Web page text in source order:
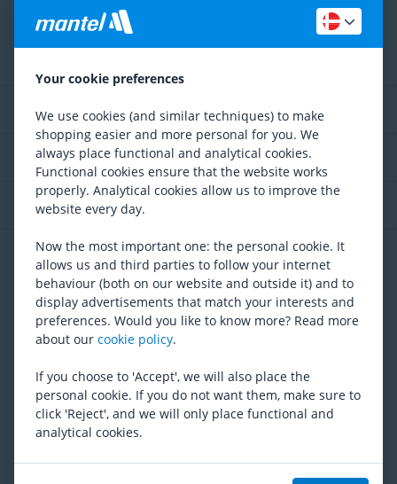
Designed to evenly distribute force without damaging
your frame.
Specifikationer
Beskrivelse
Service og rådgivning
Anmeldelser
3.8/ 5 Gennemsnitlig fra20 Anmeldelser
9 Anmeldelser
2 Anmeldelser
3 Anmeldelser
2 Anmeldelser
Nyeste anmeldelser
Your cookie preferences
We use cookies (and similar techniques) to make
shopping easier and more personal for you. We
always place functional and analytical cookies.
Functional cookies ensure that the website works
properly. Analytical cookies allow us to improve the
website every day.
Now the most important one: the personal cookie. It
allows us and third parties to follow your internet
behaviour (both on our website and outside it) and to
display advertisements that match your interests and
preferences. Would you like to know more? Read more
about our cookie policy.
If you choose to 'Accept', we will also place the
personal cookie. If you do not want them, make sure to
click 'Reject', and we will only place functional and
analytical cookies.